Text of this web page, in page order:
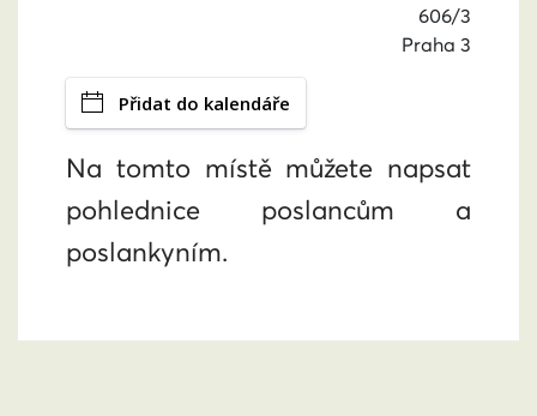
606/3
Praha 3
Přidat do kalendáře
Na tomto místě můžete napsat
pohlednice poslancům a
poslankyním.